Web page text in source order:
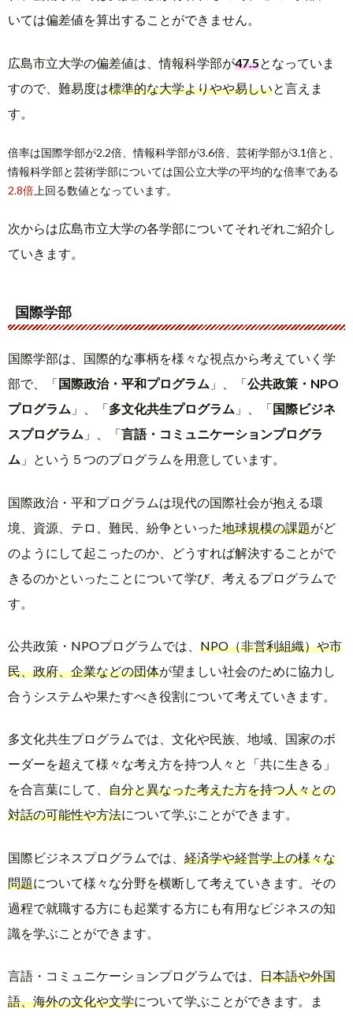
いては偏差値を算出することができません。
広島市立大学の偏差値は、情報科学部が47.5となっていま
すので、難易度は標準的な大学よりやや易しいと言えま
す。
倍率は国際学部が2.2倍、情報科学部が3.6倍、芸術学部が3.1倍と、
情報科学部と芸術学部については国公立大学の平均的な倍率である
2.8倍 上回る数値となっています。
次からは広島市立大学の各学部についてそれぞれご紹介し
ていきます。
国際学部
国際学部は、国際的な事柄を様々な視点から考えていく学
部で、「国際政治・平和プログラム 」、「公共政策・NPO
プログラム 」、「多文化共生プログラム 」、「国際ビジネ
スプログラム 」、「言語・コミュニケーションプログラ
ム 」という５つのプログラムを用意しています。
国際政治・平和プログラムは現代の国際社会が抱える環
境、資源、テロ、難民、紛争といった地球規模の課題がど
のようにして起こったのか、どうすれば解決することがで
きるのかといったことについて学び、考えるプログラムで
す。
公共政策・NPOプログラムでは、 NPO（非営利組織）や市
民、政府、企業などの団体が望ましい社会のために協力し
合うシステムや果たすべき役割について考えていきます。
多文化共生プログラムでは、文化や民族、地域、国家のボ
ーダーを超えて様々な考え方を持つ人々と「共に生きる」
を合言葉にして、 自分と異なった考えた方を持つ人々との
対話の可能性や方法について学ぶことができます。
国際ビジネスプログラムでは、 経済学や経営学上の様々な
問題について様々な分野を横断して考えていきます。その
過程で就職する方にも起業する方にも有用なビジネスの知
識を学ぶことができます。
言語・コミュニケーションプログラムでは、 日本語や外国
語、海外の文化や文学について学ぶことができます。ま